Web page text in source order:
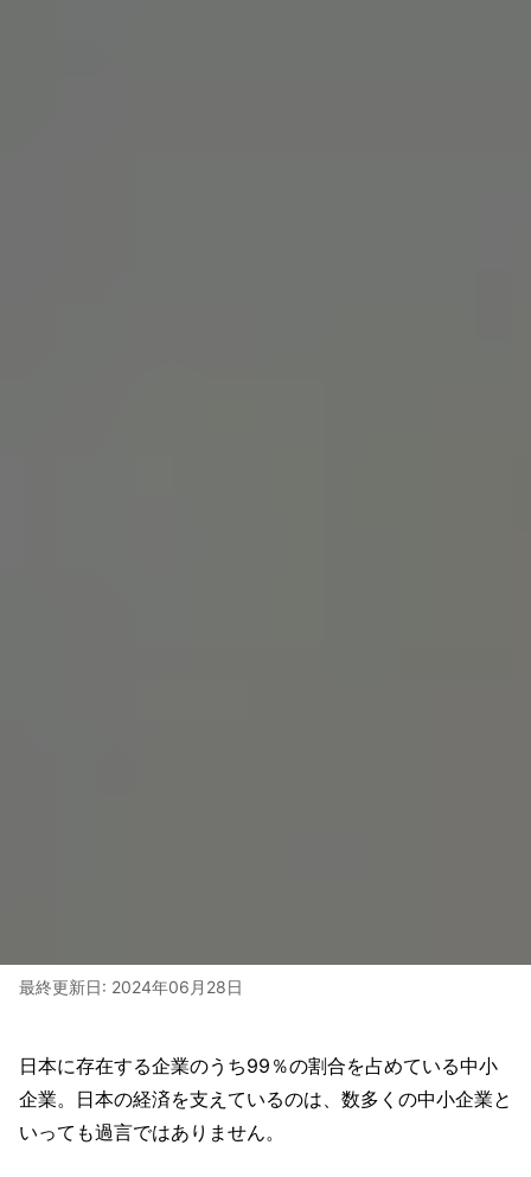
最終更新日: 2024年06月28日
日本に存在する企業のうち99％の割合を占めている中小
企業。 日本の経済を支えているのは、数多くの中小企業と
いっても過言ではありません。